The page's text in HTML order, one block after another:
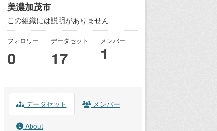
美濃加茂市
この組織には説明がありません
フォロワー
0
データセット
17
メンバー
1
データセット メンバー
About